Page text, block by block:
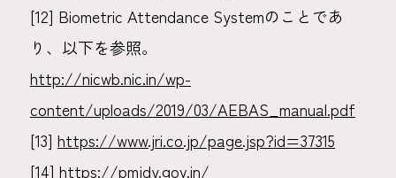
[12] Biometric Attendance Systemのことであ
り、以下を参照。
http://nicwb.nic.in/wp-
content/uploads/2019/03/AEBAS_manual.pdf
[13] https://www.jri.co.jp/page.jsp?id=37315
[14] https://pmjdy.gov.in/